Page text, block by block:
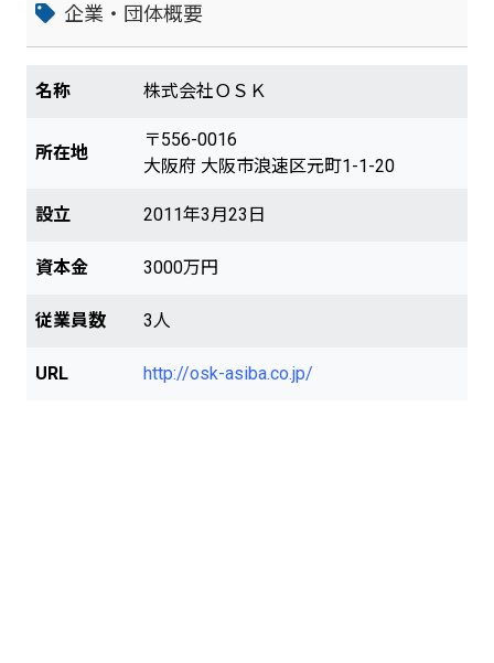
企業・団体概要
名称 株式会社ＯＳＫ
所在地
〒556-0016
大阪府 大阪市浪速区元町1-1-20
設立 2011年3月23日
資本金 3000万円
従業員数 3人
URL http://osk-asiba.co.jp/